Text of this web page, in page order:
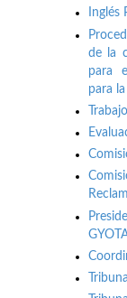
de la
para
para